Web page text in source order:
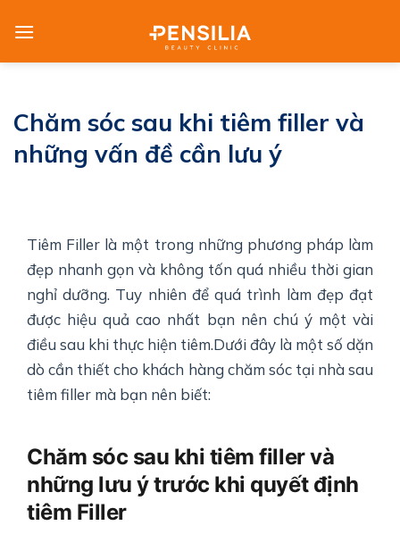
Chăm sóc sau khi tiêm filler và
những vấn đề cần lưu ý
Tiêm Filler là một trong những phương pháp làm
đẹp nhanh gọn và không tốn quá nhiều thời gian
nghỉ dưỡng. Tuy nhiên để quá trình làm đẹp đạt
được hiệu quả cao nhất bạn nên chú ý một vài
điều sau khi thực hiện tiêm.Dưới đây là một số dặn
dò cần thiết cho khách hàng chăm sóc tại nhà sau
tiêm filler mà bạn nên biết:
Chăm sóc sau khi tiêm filler và
những lưu ý trước khi quyết định
tiêm Filler